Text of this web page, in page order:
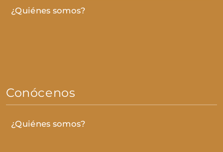
¿Quiénes somos?
Conócenos
¿Quiénes somos?